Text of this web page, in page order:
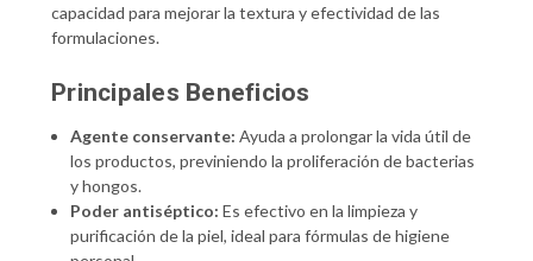
capacidad para mejorar la textura y efectividad de las
formulaciones.
Principales Beneficios
Agente conservante: Ayuda a prolongar la vida útil de
los productos, previniendo la proliferación de bacterias
y hongos.
Poder antiséptico: Es efectivo en la limpieza y
purificación de la piel, ideal para fórmulas de higiene